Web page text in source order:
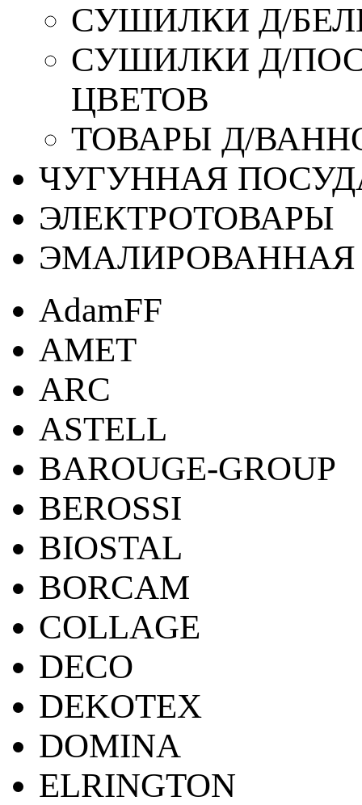
СУШИЛКИ Д/
СУШИЛКИ Д/
ЦВЕТОВ
ТОВАРЫ Д/
ЧУГУННАЯ
ЭЛЕКТРОТОВАРЫ
ЭМАЛИРОВАННАЯ
AdamFF
AMET
ARC
ASTELL
BAROUGE-GROUP
BEROSSI
BIOSTAL
BORCAM
COLLAGE
DECO
DEKOTEX
DOMINA
ELRINGTON